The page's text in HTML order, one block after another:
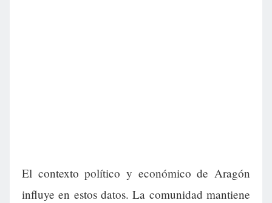
El contexto político y económico de Aragón
influye en estos datos. La comunidad mantiene